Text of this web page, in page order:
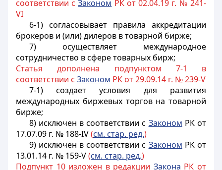
соответствии сЗаконом РК от 02.04.19 г. № 241-
VI
6-1) согласовывает правила аккредитации
брокеров и (или) дилеров в товарной бирже;
7) осуществляет международное
сотрудничество в сфере товарных бирж;
Статья дополнена подпунктом 7-1 в
соответствии с Законом РК от 29.09.14 г. № 239-V
7-1) создает условия для развития
международных биржевых торгов на товарной
бирже;
8) исключен в соответствии с Законом РК от
17.07.09 г. № 188-IV(см. стар. ред.)
9) исключен в соответствии с Законом РК от
13.01.14 г. № 159-V(см. стар. ред.)
Подпункт 10 изложен в редакции Закона РК от